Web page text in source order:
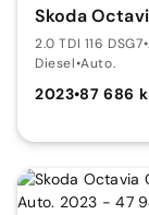
Skoda
2.0 TDI 116 DSG7•
Diesel•Auto.
2023•87 686